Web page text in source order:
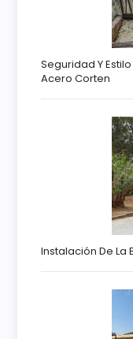
Seguridad Y
Acero Corten
Instalación De La